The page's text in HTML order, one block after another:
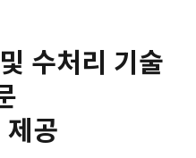
수처리 기술
공